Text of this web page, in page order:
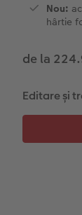
Nou:
hârtie
de la
Editare și